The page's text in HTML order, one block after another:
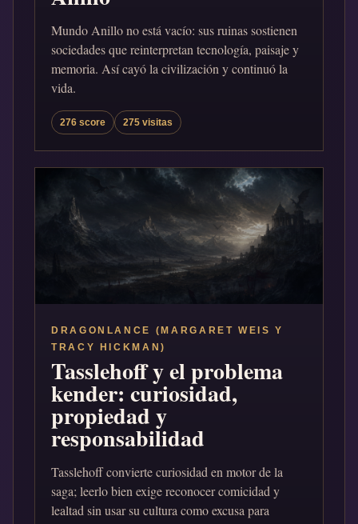
Mundo Anillo no está vacío: sus ruinas sostienen
sociedades que reinterpretan tecnología, paisaje y
memoria. Así cayó la civilización y continuó la
vida.
276 score 275 visitas
DRAGONLANCE (MARGARET WEIS Y
TRACY HICKMAN)
Tasslehoff y el problema
kender: curiosidad,
propiedad y
responsabilidad
Tasslehoff convierte curiosidad en motor de la
saga; leerlo bien exige reconocer comicidad y
lealtad sin usar su cultura como excusa para